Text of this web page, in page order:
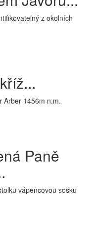
z okolních
Arber 1456m n.m.
Paně
vápencovou sošku